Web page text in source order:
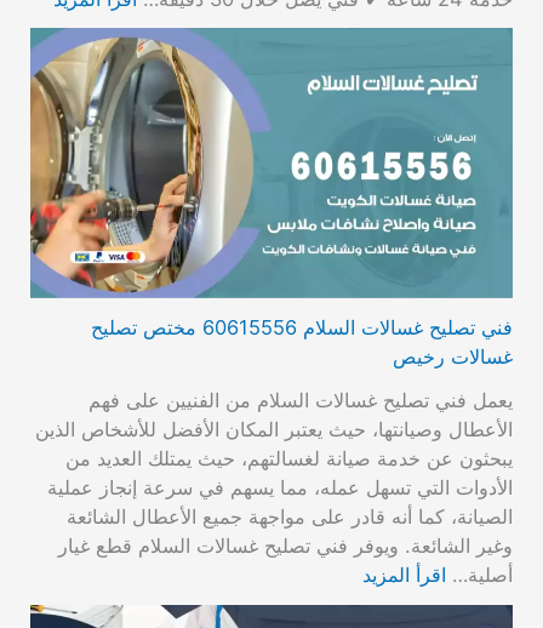
فني تصليح غسالات السلام 60615556 مختص تصليح
غسالات رخيص
يعمل فني تصليح غسالات السلام من الفنيين على فهم
الأعطال وصيانتها، حيث يعتبر المكان الأفضل للأشخاص الذين
يبحثون عن خدمة صيانة لغسالتهم، حيث يمتلك العديد من
الأدوات التي تسهل عمله، مما يسهم في سرعة إنجاز عملية
الصيانة، كما أنه قادر على مواجهة جميع الأعطال الشائعة
وغير الشائعة. ويوفر فني تصليح غسالات السلام قطع غيار
أصلية… اقرأ المزيد